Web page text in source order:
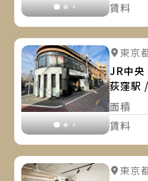
賃料
詳細
東京
JR中央
荻窪駅
面積
賃料
詳細
東京